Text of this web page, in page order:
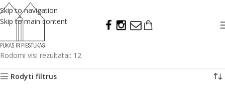
Skip to navigation
Skip to main content
Rodomi visi rezultatai: 12
Rodyti filtrus